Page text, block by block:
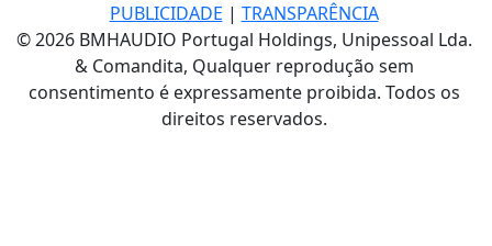
PUBLICIDADE | TRANSPARÊNCIA
© 2026 BMHAUDIO Portugal Holdings, Unipessoal Lda.
& Comandita, Qualquer reprodução sem
consentimento é expressamente proibida. Todos os
direitos reservados.